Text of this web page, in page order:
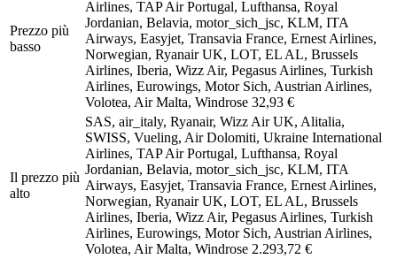
Prezzo più
basso
Airlines, TAP Air Portugal, Lufthansa, Royal
Jordanian, Belavia, motor_sich_jsc, KLM, ITA
Airways, Easyjet, Transavia France, Ernest Airlines,
Norwegian, Ryanair UK, LOT, EL AL, Brussels
Airlines, Iberia, Wizz Air, Pegasus Airlines, Turkish
Airlines, Eurowings, Motor Sich, Austrian Airlines,
Volotea, Air Malta, Windrose 32,93 €
Il prezzo più
alto
SAS, air_italy, Ryanair, Wizz Air UK, Alitalia,
SWISS, Vueling, Air Dolomiti, Ukraine International
Airlines, TAP Air Portugal, Lufthansa, Royal
Jordanian, Belavia, motor_sich_jsc, KLM, ITA
Airways, Easyjet, Transavia France, Ernest Airlines,
Norwegian, Ryanair UK, LOT, EL AL, Brussels
Airlines, Iberia, Wizz Air, Pegasus Airlines, Turkish
Airlines, Eurowings, Motor Sich, Austrian Airlines,
Volotea, Air Malta, Windrose 2.293,72 €